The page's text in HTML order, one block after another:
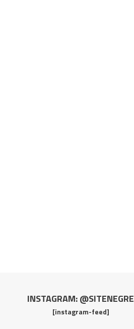
INSTAGRAM: @SITENEGRE
[instagram-feed]